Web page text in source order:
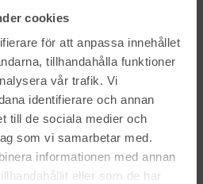
cookies
för att anpassa innehållet
tillhandahålla funktioner
vår trafik. Vi
identifierare och annan
till de sociala medier och
som vi samarbetar med.
informationen med annan
eller som de har